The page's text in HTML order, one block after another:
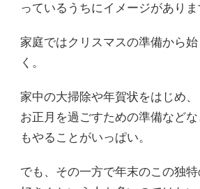
っているうちにイメージがありま
家庭ではクリスマスの準備から
く。
家中の大掃除や年賀状をはじめ、
お正月を過ごすための準備など
もやることがいっぱい。
でも、その一方で年末のこの独特